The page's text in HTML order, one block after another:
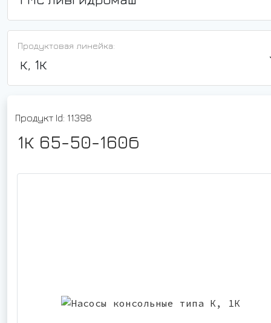
Продуктовая линейка:
К, 1К
Продукт Id: 11398
1К 65-50-160б